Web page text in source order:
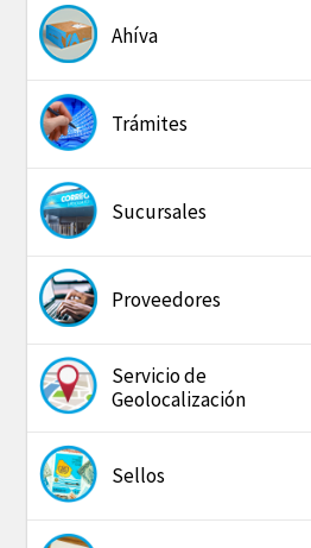
Ahíva
Trámites
Sucursales
Proveedores
Servicio de
Geolocalización
Sellos